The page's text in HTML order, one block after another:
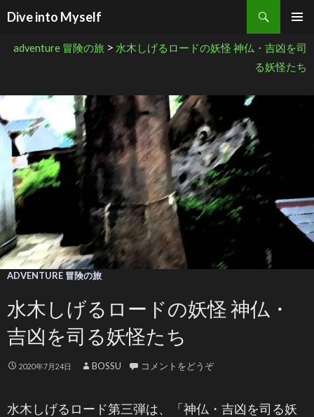
Dive into Myself
検索
adventure 冒険の旅 > 水木しげるロードの妖怪 神仏・吉凶を司
る妖怪たち
ADVENTURE 冒険の旅
水木しげるロードの妖怪 神仏・
吉凶を司る妖怪たち
2020年7月24日 BOSSU コメントをどうぞ
水木しげるロード第三弾は、「神仏・吉凶を司る妖